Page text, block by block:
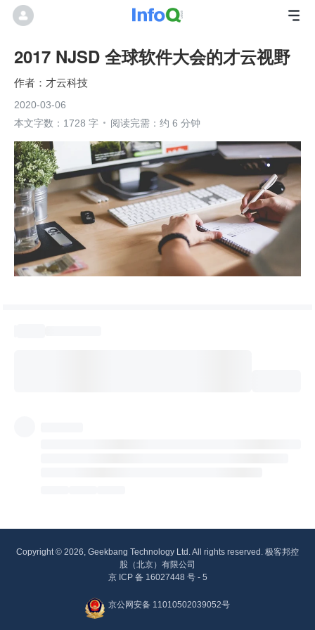
2017 NJSD 全球软件大会的才云视野
才云科技
2020-03-06
本文字数：1728 字
阅读完需：约 6 分钟
Copyright © 2026, Geekbang Technology Ltd. All rights reserved. 极客邦控
股（北京）有限公司
京 ICP 备 16027448 号 - 5
京公网安备 11010502039052号